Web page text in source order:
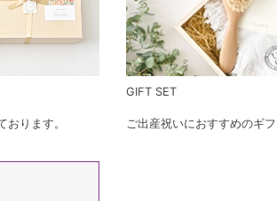
ります。
GIFT SET
ご出産祝いにおすすめのギ